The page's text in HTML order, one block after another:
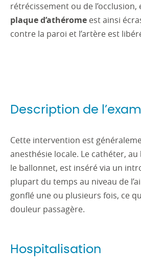
rétrécissement ou de l’occlusion,
plaque d’athérome est ainsi
contre la paroi et l’artère est
Description de
Cette intervention est
anesthésie locale. Le cathéter,
le ballonnet, est inséré via un
plupart du temps au niveau de
gonflé une ou plusieurs fois, ce
douleur passagère.
Hospitalisation